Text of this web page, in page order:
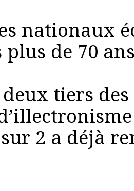
nationaux
plus de 70
deux tiers
2 a déjà